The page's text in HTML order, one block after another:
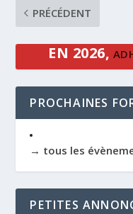
PRÉCÉDENT
EN 2026,
PROCHAINES
→ tous les
PETITES